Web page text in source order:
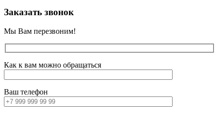
Заказать звонок
Мы Вам перезвоним!
Как к вам можно обращаться
Ваш телефон